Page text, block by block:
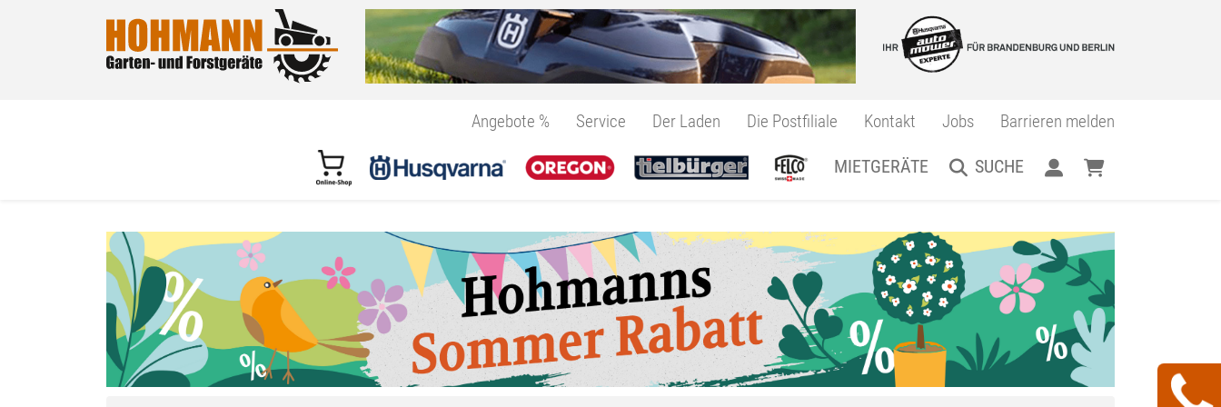
Angebote % Service Der Laden Die Postfiliale Kontakt Jobs Barrieren melden
MIETGERÄTE SUCHE